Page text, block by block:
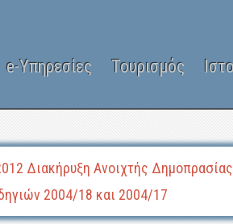
e-Υπηρεσίες Τουρισμός
Διακήρυξη Ανοιχτής Δημοπρασίας
2004/18 και 2004/17